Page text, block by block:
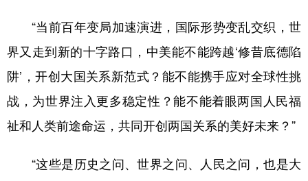
“当前百年变局加速演进，国际形势变乱交织，世
界又走到新的十字路口，中美能不能跨越‘修昔底德陷
阱’，开创大国关系新范式？能不能携手应对全球性挑
战，为世界注入更多稳定性？能不能着眼两国人民福
祉和人类前途命运，共同开创两国关系的美好未来？”
“这些是历史之问、世界之问、人民之问，也是大